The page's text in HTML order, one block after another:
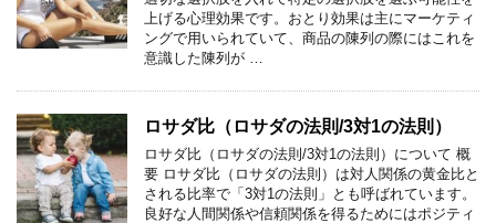
上げる心理効果です。おとり効果は主にマーケティ
ングで用いられていて、商品の陳列の際にはこれを
意識した陳列が …
ロサダ比（ロサダの法則/3対1の法則）
ロサダ比（ロサダの法則/3対1の法則）について 概
要 ロサダ比（ロサダの法則）は対人関係の黄金比と
される比率で「3対1の法則」とも呼ばれています。
良好な人間関係や信頼関係を得るためにはポジティ